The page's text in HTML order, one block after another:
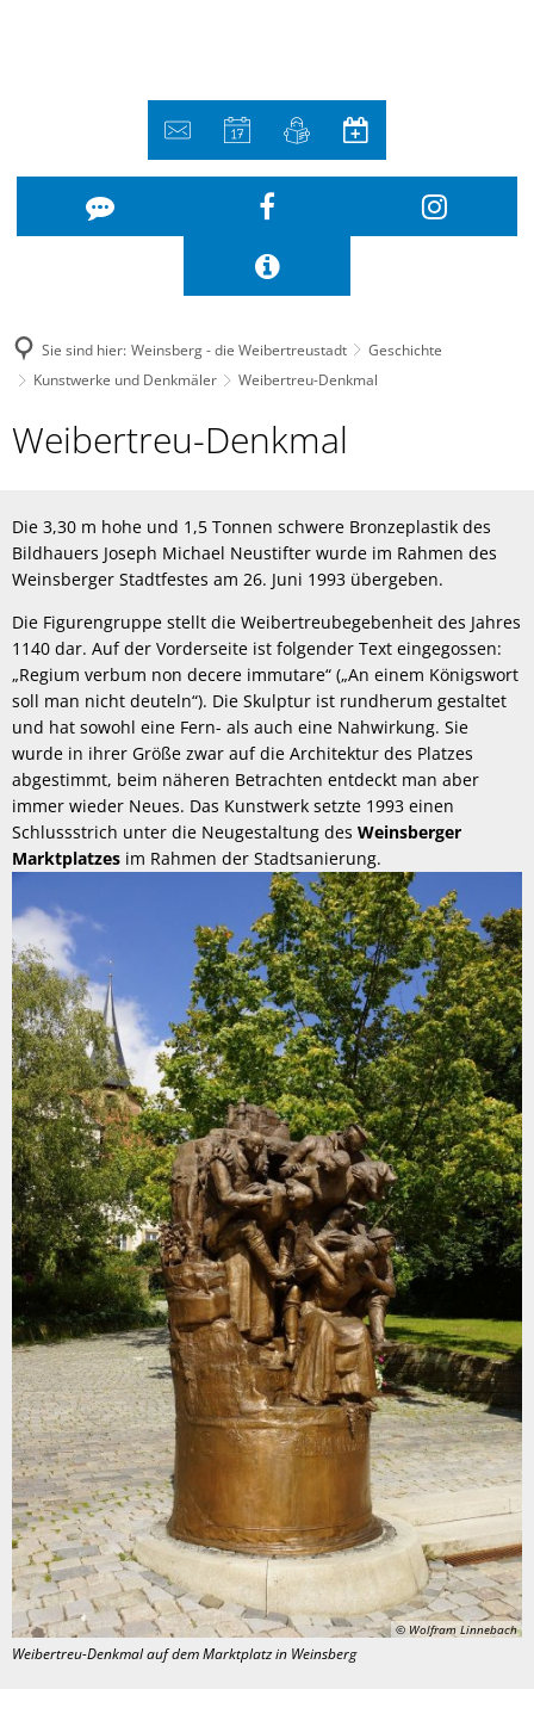
Sie sind hier: Weinsberg - die Weibertreustadt
Geschichte
Kunstwerke und Denkmäler
Weibertreu-Denkmal
Weibertreu-
Weibertreu-Denkmal
Die 3,30 m hohe und 1,5 Tonnen schwere Bronzeplastik des
Bildhauers Joseph Michael Neustifter wurde im Rahmen des
Weinsberger Stadtfestes am 26. Juni 1993 übergeben.
Die Figurengruppe stellt die Weibertreubegebenheit des Jahres
1140 dar. Auf der Vorderseite ist folgender Text eingegossen:
„Regium verbum non decere immutare“ („An einem Königswort
soll man nicht deuteln“). Die Skulptur ist rundherum gestaltet
und hat sowohl eine Fern- als auch eine Nahwirkung. Sie
wurde in ihrer Größe zwar auf die Architektur des Platzes
abgestimmt, beim näheren Betrachten entdeckt man aber
immer wieder Neues. Das Kunstwerk setzte 1993 einen
Schlussstrich unter die Neugestaltung des Weinsberger
Marktplatzes im Rahmen der Stadtsanierung.
© Wolfram Linnebach
Weibertreu-Denkmal auf dem Marktplatz in Weinsberg